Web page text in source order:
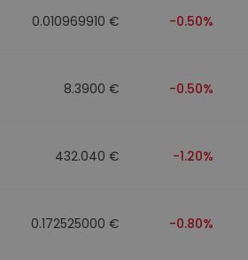
0.010969910 € -0.50%
8.3900 € -0.50%
432.040 € -1.20%
0.172525000 € -0.80%